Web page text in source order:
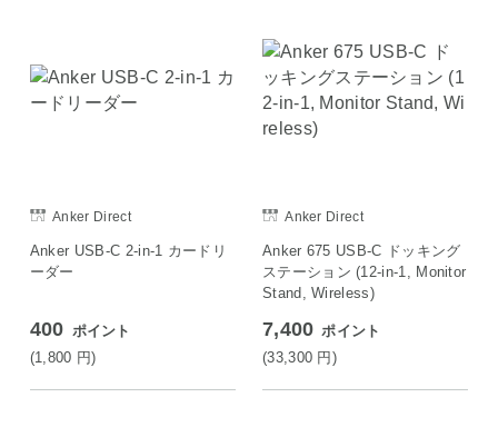
Anker Direct
Anker USB-C 2-in-1 カードリ
ーダー
400 ポイント
(1,800 円)
Anker Direct
Anker 675 USB-C ドッキング
ステーション (12-in-1, Monitor
Stand, Wireless)
7,400 ポイント
(33,300 円 )